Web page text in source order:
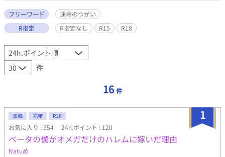
フリーワード
運命のつがい
R指定
R指定なし R15 R18
件
16 件
1
長編 完結 R18
お気に入り : 554 24h.ポイント : 120
ベータの僕がオメガだけのハレムに嫁いだ理由
Natuめ